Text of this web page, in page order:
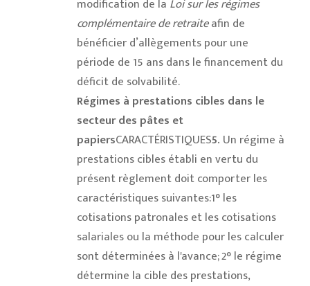
modification de la Loi sur les régimes
complémentaire de retraiteafin de
bénéficier d’allègements pour une
période de 15 ans dans le financement du
déficit de solvabilité.
Régimes à prestations cibles dans le
secteur des pâtes et
papiersCARACTÉRISTIQUES5. Un régime à
prestations cibles établi en vertu du
présent règlement doit comporter les
caractéristiques suivantes:1° les
cotisations patronales et les cotisations
salariales ou la méthode pour les calculer
sont déterminées à l'avance; 2° le régime
détermine la cible des prestations,